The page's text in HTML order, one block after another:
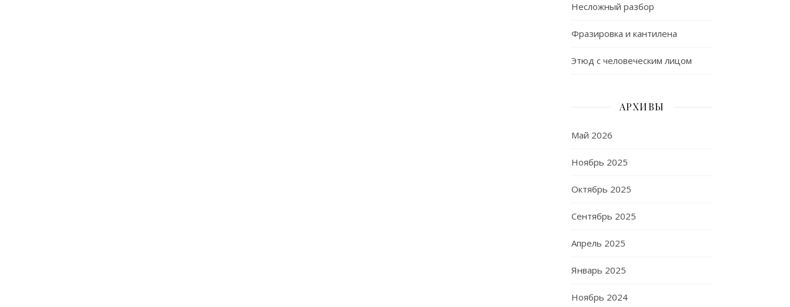
Несложный разбор
Фразировка и кантилена
Этюд с человеческим лицом
АРХИВЫ
Май 2026
Ноябрь 2025
Октябрь 2025
Сентябрь 2025
Апрель 2025
Январь 2025
Ноябрь 2024